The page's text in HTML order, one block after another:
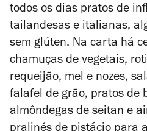
todos os dias pratos de
tailandesas e italianas,
sem glúten. Na carta há
chamuças de vegetais,
requeijão, mel e nozes,
falafel de grão, pratos de
almôndegas de seitan e